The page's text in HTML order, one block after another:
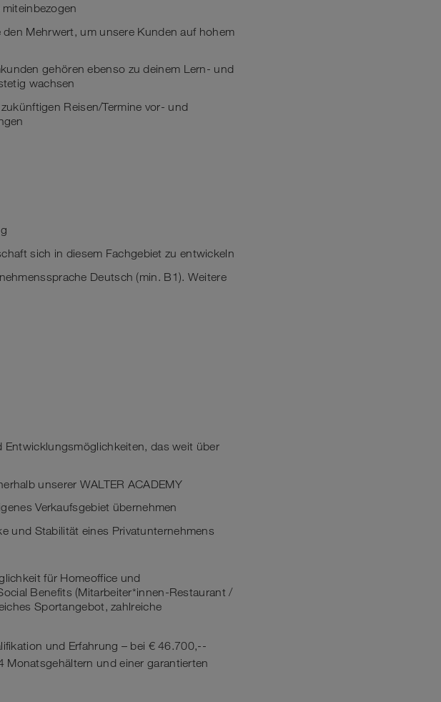
Mehrwert, um unsere Kunden auf hohem
gehören ebenso zu deinem Lern- und
wachsen
Reisen/Termine vor- und
sich in diesem Fachgebiet zu entwickeln
Deutsch (min. B1). Weitere
das weit über
unserer WALTER ACADEMY
Verkaufsgebiet übernehmen
und Stabilität eines Privatunternehmens
für Homeoffice und
Benefits (Mitarbeiter*innen-Restaurant /
Sportangebot, zahlreiche
und Erfahrung – bei € 46.700,--
und einer garantierten